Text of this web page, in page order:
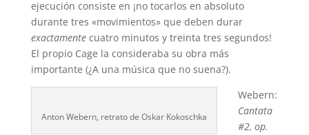
ejecución consiste en ¡no tocarlos en absoluto
durante tres «movimientos» que deben durar
exactamentecuatro minutos y treinta tres segundos!
El propio Cage la consideraba su obra más
importante (¿A una música que no suena?).
Anton Webern, retrato de Oskar Kokoschka
Webern:
Cantata
#2, op.